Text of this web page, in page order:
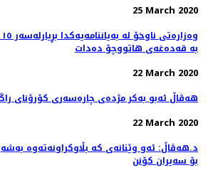
25 March 2020
بە قەدەغەی هاتووچۆ دەدات
22 March 2020
هه‌ڤاڵ ئه‌بو به‌كر مژده‌ی چاره‌سه‌ری کۆرۆنای
22 March 2020
د.هەڤاڵ: ئەو وێنانەی کە بڵاوکراونەتەوە
بۆ سەیران کۆنن